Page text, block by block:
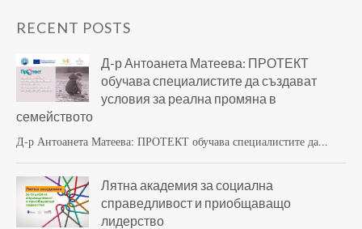
RECENT POSTS
Д-р Антоанета Матеева: ПРОТЕКТ
обучава специалистите да създават
условия за реална промяна в
семейството
Д-р Антоанета Матеева: ПРОТЕКТ обучава специалистите да...
Лятна академия за социална
справедливост и приобщаващо
лидерство